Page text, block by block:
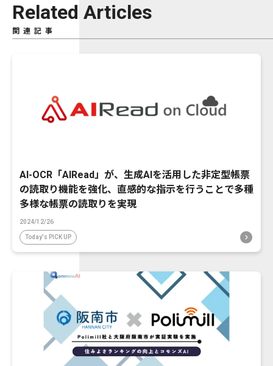
Related Articles
関連記事
AI-OCR「AIRead」が、生成AIを活用した非定型帳票
の読取り機能を強化、直感的な指示を行うことで多種
多様な帳票の読取りを実現
2024/12/26
Today's PICK UP